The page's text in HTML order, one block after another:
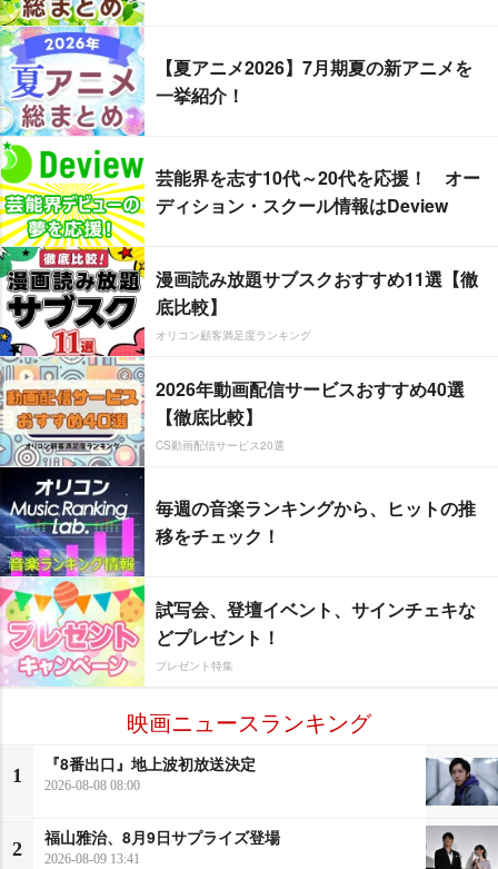
【夏アニメ2026】7月期夏の新アニメを
一挙紹介！
芸能界を志す10代～20代を応援！ オー
ディション・スクール情報はDeview
漫画読み放題サブスクおすすめ11選【徹
底比較】
オリコン顧客満足度ランキング
2026年動画配信サービスおすすめ40選
【徹底比較】
CS動画配信サービス20選
毎週の音楽ランキングから、ヒットの推
移をチェック！
試写会、登壇イベント、サインチェキな
どプレゼント！
プレゼント特集
映画ニュースランキング
1
『8番出口』地上波初放送決定
2026-08-08 08:00
2
福山雅治、8月9日サプライズ登場
2026-08-09 13:41